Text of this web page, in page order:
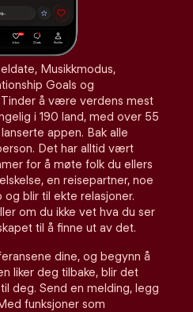
Musikkmodus,
Goals og
å være verdens mest
i 190 land, med over 55
appen. Bak alle
Det har alltid vært
for å møte folk du ellers
en reisepartner, noe
blir til ekte relasjoner.
om du ikke vet hva du ser
til å finne ut av det.
dine, og begynn å
liker deg tilbake, blir det
deg. Send en melding, legg
funksjoner som